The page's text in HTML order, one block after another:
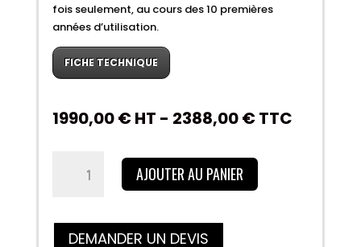
fois seulement, au cours des 10 premières
années d’utilisation.
FICHE TECHNIQUE
1990,00€HT - 2388,00€TTC
+
AJOUTER AU PANIER
DEMANDER UN DEVIS